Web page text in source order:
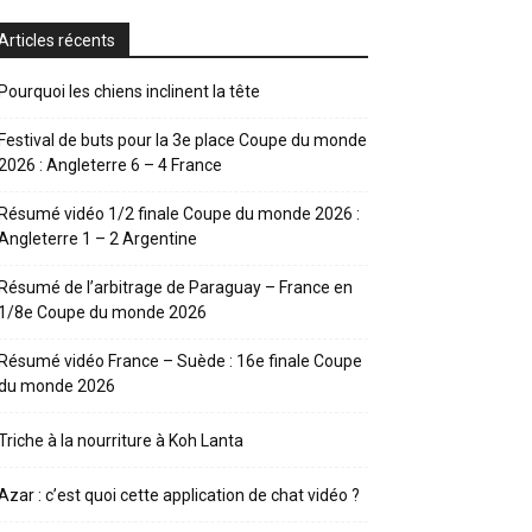
récents
les chiens inclinent la tête
de buts pour la 3e place Coupe du monde
: Angleterre 6 – 4 France
vidéo 1/2 finale Coupe du monde 2026 :
1 – 2 Argentine
de l’arbitrage de Paraguay – France en
8e Coupe du monde 2026
vidéo France – Suède : 16e finale Coupe
monde 2026
à la nourriture à Koh Lanta
: c’est quoi cette application de chat vidéo ?